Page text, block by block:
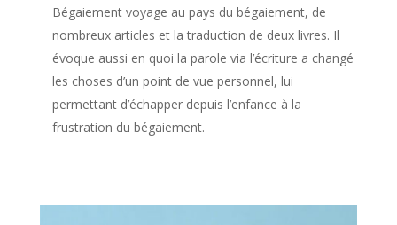
Bégaiement voyage au pays du bégaiement, de
nombreux articles et la traduction de deux livres. Il
évoque aussi en quoi la parole via l’écriture a changé
les choses d’un point de vue personnel, lui
permettant d’échapper depuis l’enfance à la
frustration du bégaiement.